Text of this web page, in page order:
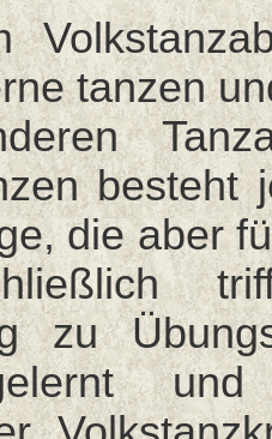
tanzen
besteht
die aber
zu